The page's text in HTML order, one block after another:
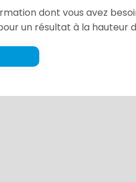
dont vous avez
un résultat à la hauteur